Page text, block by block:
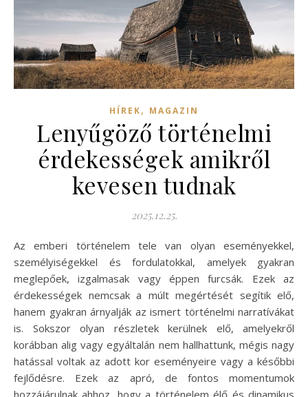
HÍREK, MAGAZIN
Lenyűgöző történelmi
érdekességek amikről
kevesen tudnak
2025.12.25.
Az emberi történelem tele van olyan eseményekkel,
személyiségekkel és fordulatokkal, amelyek gyakran
meglepőek, izgalmasak vagy éppen furcsák. Ezek az
érdekességek nemcsak a múlt megértését segítik elő,
hanem gyakran árnyalják az ismert történelmi narratívákat
is. Sokszor olyan részletek kerülnek elő, amelyekről
korábban alig vagy egyáltalán nem hallhattunk, mégis nagy
hatással voltak az adott kor eseményeire vagy a későbbi
fejlődésre. Ezek az apró, de fontos momentumok
hozzájárulnak ahhoz, hogy a történelem élő és dinamikus